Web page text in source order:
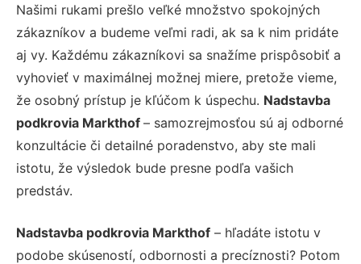
Našimi rukami prešlo veľké množstvo spokojných
zákazníkov a budeme veľmi radi, ak sa k nim pridáte
aj vy. Každému zákazníkovi sa snažíme prispôsobiť a
vyhovieť v maximálnej možnej miere, pretože vieme,
že osobný prístup je kľúčom k úspechu. Nadstavba
podkrovia Markthof – samozrejmosťou sú aj odborné
konzultácie či detailné poradenstvo, aby ste mali
istotu, že výsledok bude presne podľa vašich
predstáv.
Nadstavba podkrovia Markthof – hľadáte istotu v
podobe skúseností, odbornosti a precíznosti? Potom